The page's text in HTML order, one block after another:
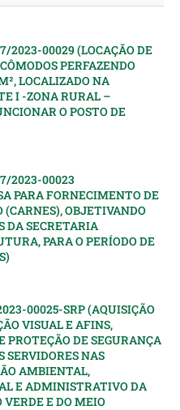
2023-00029 (LOCAÇÃO DE
PERFAZENDO
LOCALIZADO NA
I -ZONA RURAL –
O POSTO DE
2023-00023
PARA FORNECIMENTO DE
(CARNES), OBJETIVANDO
DA SECRETARIA
PARA O PERÍODO DE
00025-SRP (AQUISIÇÃO
VISUAL E AFINS,
DE SEGURANÇA
SERVIDORES NAS
AMBIENTAL,
E ADMINISTRATIVO DA
E DO MEIO